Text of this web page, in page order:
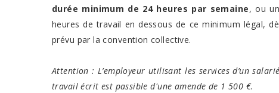
durée minimum de 24 heures par semaine, ou
heures de travail en dessous de ce minimum légal,
prévu par la convention collective.
Attention : L’employeur utilisant les services d’un
travail écrit est passible d'une amende de 1 500 €.